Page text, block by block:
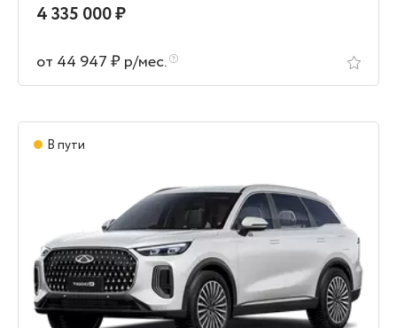
4 335 000 ₽
от 44 947 ₽ р/мес.
В пути